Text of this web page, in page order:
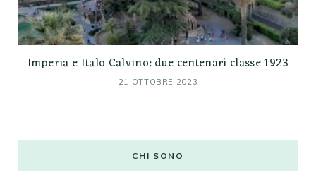
Imperia e Italo Calvino: due centenari classe 1923
21 OTTOBRE 2023
CHI SONO